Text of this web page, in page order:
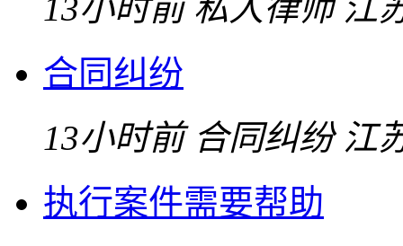
13小时前 私人律师 江
合同纠纷
13小时前 合同纠纷 江
执行案件需要帮助